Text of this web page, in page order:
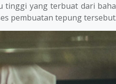
yang terbuat dari
pembuatan tepung tersebut.